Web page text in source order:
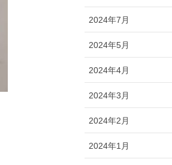
2024年7月
2024年5月
2024年4月
2024年3月
2024年2月
2024年1月